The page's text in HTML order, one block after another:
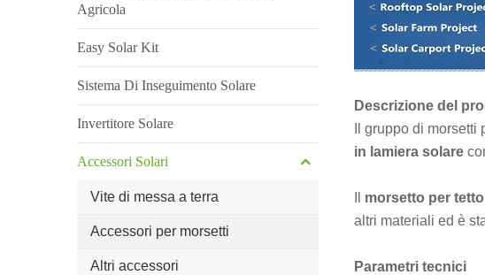
Descrizione del
Il gruppo di
in lamiera solare
morsetto per
altri materiali ed è
Parametri tecnici
Agricola
Easy Solar Kit
Sistema Di Inseguimento Solare
Invertitore Solare
Accessori Solari
Vite di messa a terra
Accessori per morsetti
Altri accessori